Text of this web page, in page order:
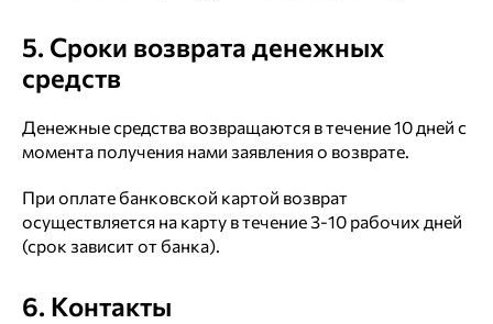
5. Сроки возврата денежных
средств
Денежные средства возвращаются в течение 10 дней с
момента получения нами заявления о возврате.
При оплате банковской картой возврат
осуществляется на карту в течение 3-10 рабочих дней
(срок зависит от банка).
6. Контакты